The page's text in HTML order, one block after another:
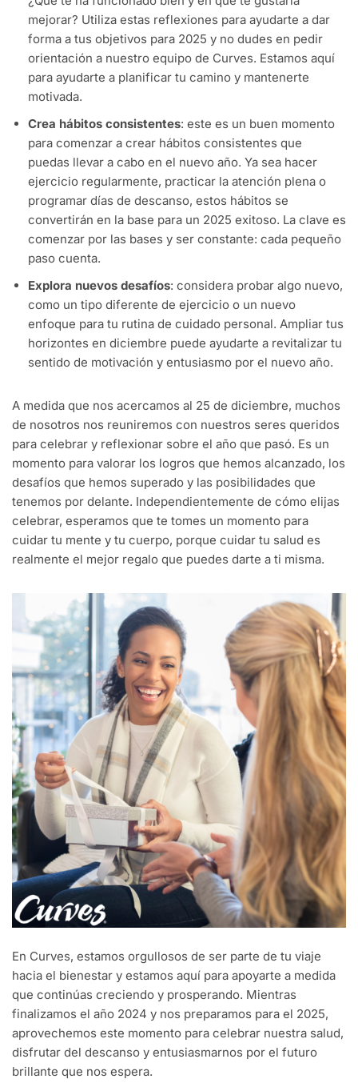
mejorar? Utiliza estas reflexiones para ayudarte a dar
forma a tus objetivos para 2025 y no dudes en pedir
orientación a nuestro equipo de Curves. Estamos aquí
para ayudarte a planificar tu camino y mantenerte
motivada.
Crea hábitos consistentes: este es un buen momento
para comenzar a crear hábitos consistentes que
puedas llevar a cabo en el nuevo año. Ya sea hacer
ejercicio regularmente, practicar la atención plena o
programar días de descanso, estos hábitos se
convertirán en la base para un 2025 exitoso. La clave es
comenzar por las bases y ser constante: cada pequeño
paso cuenta.
Explora nuevos desafíos: considera probar algo nuevo,
como un tipo diferente de ejercicio o un nuevo
enfoque para tu rutina de cuidado personal. Ampliar tus
horizontes en diciembre puede ayudarte a revitalizar tu
sentido de motivación y entusiasmo por el nuevo año.
A medida que nos acercamos al 25 de diciembre, muchos
de nosotros nos reuniremos con nuestros seres queridos
para celebrar y reflexionar sobre el año que pasó. Es un
momento para valorar los logros que hemos alcanzado, los
desafíos que hemos superado y las posibilidades que
tenemos por delante. Independientemente de cómo elijas
celebrar, esperamos que te tomes un momento para
cuidar tu mente y tu cuerpo, porque cuidar tu salud es
realmente el mejor regalo que puedes darte a ti misma.
En Curves, estamos orgullosos de ser parte de tu viaje
hacia el bienestar y estamos aquí para apoyarte a medida
que continúas creciendo y prosperando. Mientras
finalizamos el año 2024 y nos preparamos para el 2025,
aprovechemos este momento para celebrar nuestra salud,
disfrutar del descanso y entusiasmarnos por el futuro
brillante que nos espera.